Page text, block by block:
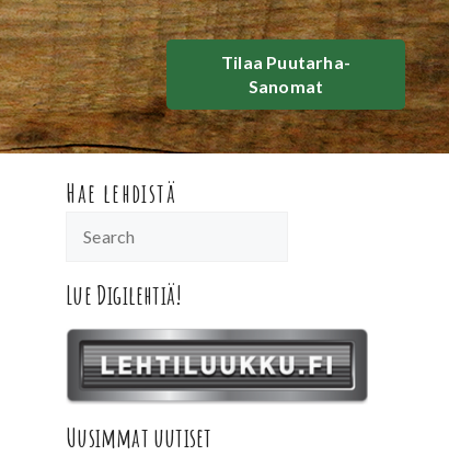
Tilaa Puutarha-
Sanomat
Hae lehdistä
Lue Digilehtiä!
Uusimmat uutiset